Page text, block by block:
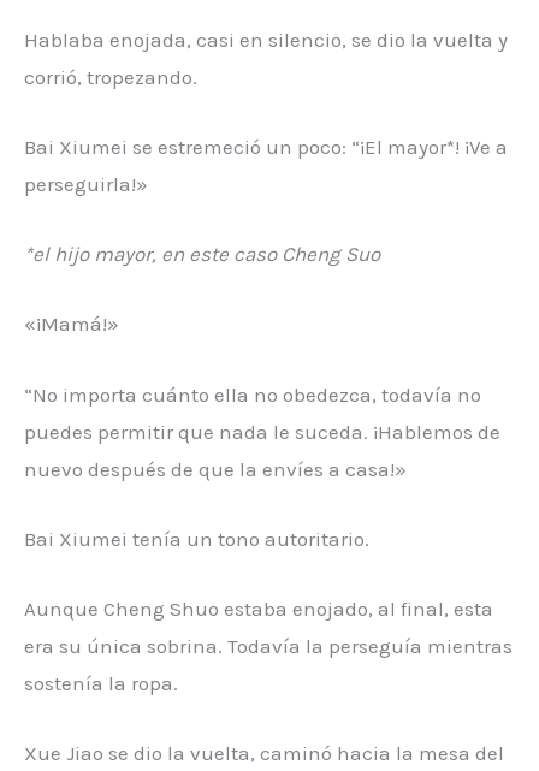
Hablaba enojada, casi en silencio, se dio la vuelta y
corrió, tropezando.
Bai Xiumei se estremeció un poco: “¡El mayor*! ¡Ve a
perseguirla!»
*el hijo mayor, en este caso Cheng Suo
«¡Mamá!»
“No importa cuánto ella no obedezca, todavía no
puedes permitir que nada le suceda. ¡Hablemos de
nuevo después de que la envíes a casa!»
Bai Xiumei tenía un tono autoritario.
Aunque Cheng Shuo estaba enojado, al final, esta
era su única sobrina. Todavía la perseguía mientras
sostenía la ropa.
Xue Jiao se dio la vuelta, caminó hacia la mesa del